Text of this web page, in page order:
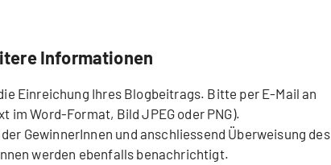
Informationen
Einreichung Ihres Blogbeitrags. Bitte per E-Mail an
im Word-Format, Bild JPEG oder PNG).
GewinnerInnen und anschliessend Überweisung des
werden ebenfalls benachrichtigt.